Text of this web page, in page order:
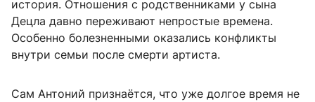
история. Отношения с родственниками у сына
Децла давно переживают непростые времена.
Особенно болезненными оказались конфликты
внутри семьи после смерти артиста.
Сам Антоний признаётся, что уже долгое время не